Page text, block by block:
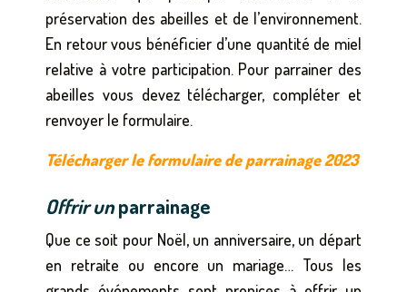
préservation des abeilles et de l’environnement.
En retour vous bénéficier d’une quantité de miel
relative à votre participation. Pour parrainer des
abeilles vous devez télécharger, compléter et
renvoyer le formulaire.
Télécharger le formulaire de parrainage 2023
Offrir unparrainage
Que ce soit pour Noël, un anniversaire, un départ
en retraite ou encore un mariage… Tous les